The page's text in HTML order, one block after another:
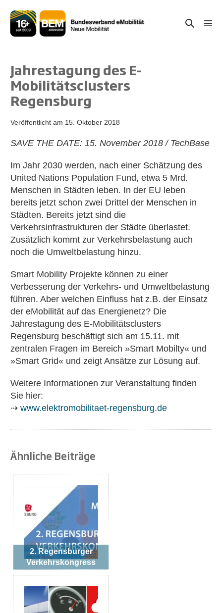
Inhalt
springen
Suche-
Jahrestagung des E-
Mobilitätsclusters
Regensburg
Veröffentlicht am 15. Oktober 2018
SAVE THE DATE: 15. November 2018 / TechBase
Im Jahr 2030 werden, nach einer Schätzung des
United Nations Population Fund, etwa 5 Mrd.
Menschen in Städten leben. In der EU leben
bereits jetzt schon zwei Drittel der Menschen in
Städten. Bereits jetzt sind die
Verkehrsinfrastrukturen der Städte überlastet.
Zusätzlich kommt zur Verkehrsbelastung auch
noch die Umweltbelastung hinzu.
Smart Mobility Projekte können zu einer
Verbesserung der Verkehrs- und Umweltbelastung
führen. Aber welchen Einfluss hat z.B. der Einsatz
der eMobilität auf das Energienetz? Die
Jahrestagung des E-Mobilitätsclusters
Regensburg beschäftigt sich am 15.11. mit
zentralen Fragen im Bereich »Smart Mobilty« und
»Smart Grid« und zeigt Ansätze zur Lösung auf.
Weitere Informationen zur Veranstaltung finden
Sie hier:
⇢ www.elektromobilitaet-regensburg.de
Ähnliche Beiträge
2. Regensburger
Verkehrskongress